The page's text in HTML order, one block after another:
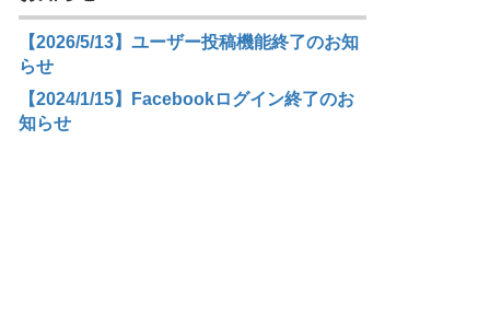
【2026/5/13】ユーザー投稿機能終了のお知
らせ
【2024/1/15】Facebookログイン終了のお
知らせ